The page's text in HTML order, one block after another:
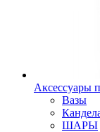
Аксессуары
Вазы
ШАРЫ